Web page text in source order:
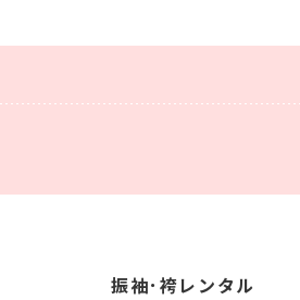
振袖･袴レンタル